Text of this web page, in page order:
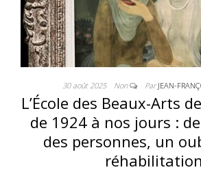
30 août 2025 Non ParJEAN-
L’École des Beaux-Arts
de 1924 à nos jours :
des personnes, un
réhabilitation